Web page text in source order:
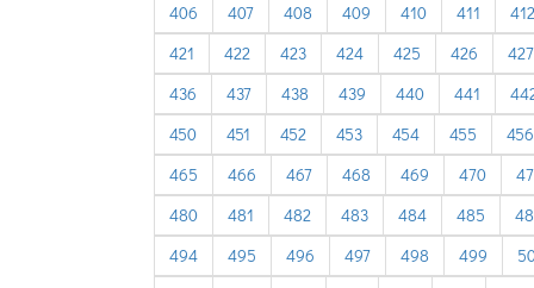
406
407 408 409 410 411
412
421
422 423 424 425 426
427
436
437 438 439 440 441
450
451 452 453 454 455
456
465
466 467 468 469 470
480
481 482 483 484 485
494
495 496 497 498 499